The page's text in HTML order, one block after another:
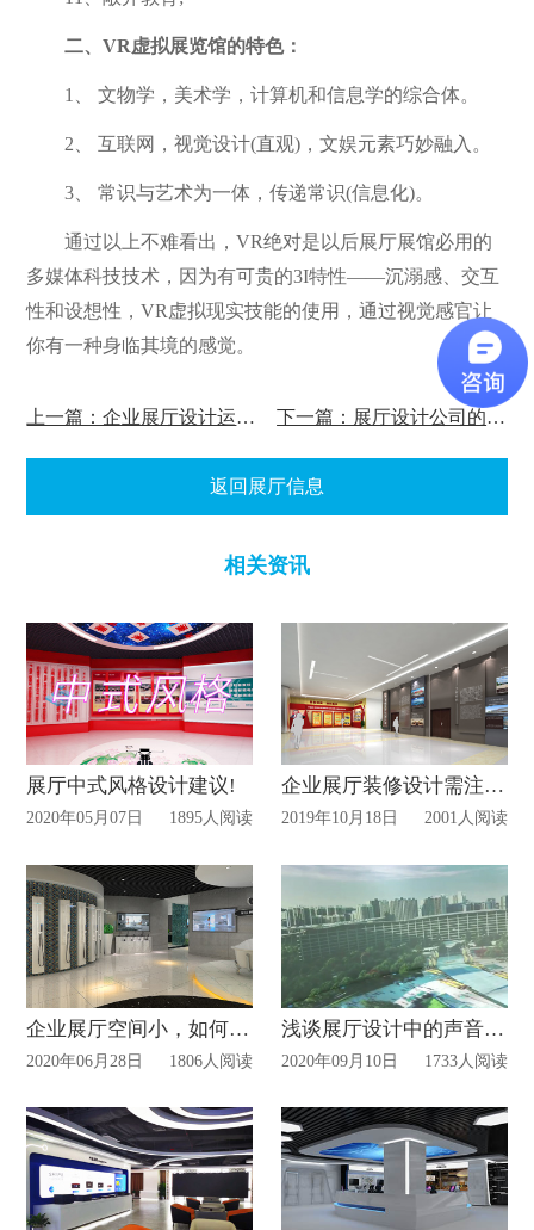
二、VR虚拟展览馆的特色：
1、 文物学，美术学，计算机和信息学的综合体。
2、 互联网，视觉设计(直观)，文娱元素巧妙融入。
3、 常识与艺术为一体，传递常识(信息化)。
通过以上不难看出，VR绝对是以后展厅展馆必用的
多媒体科技技术，因为有可贵的3I特性——沉溺感、交互
性和设想性，VR虚拟现实技能的使用，通过视觉感官让
你有一种身临其境的感觉。
上一篇：企业展厅设计运用多媒体的优势 下一篇：展厅设计公司的专业设计理念
返回展厅信息
相关资讯
展厅中式风格设计建议!
2020年05月07日 1895人阅读
企业展厅装修设计需注意那些?
2019年10月18日 2001人阅读
企业展厅空间小，如何装修设计?
2020年06月28日 1806人阅读
浅谈展厅设计中的声音设计!
2020年09月10日 1733人阅读